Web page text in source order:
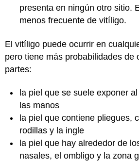
presenta en ningún otro sitio.
menos frecuente de vitíligo.
El vitíligo puede ocurrir en
pero tiene más probabilidades de
partes:
la piel que se suele exponer
las manos
la piel que contiene pliegues,
rodillas y la ingle
la piel que hay alrededor de
nasales, el ombligo y la zona